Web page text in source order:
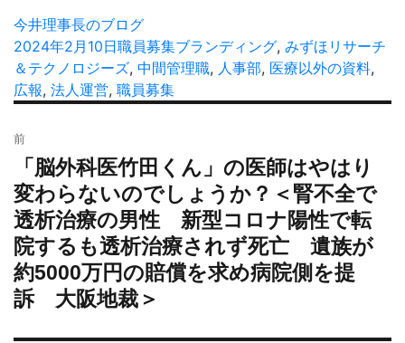
投
稿
者
今井理事長のブログ
投
稿
日:
2024年2月10日カ
テ
ゴ
職員募集タ
グ
ブランディング, みずほリサーチ
＆テクノロジーズ, 中間管理職, 人事部, 医療以外の資料,
広報, 法人運営, 職員募集
稿
ナ
ビ
ゲ
ー
シ
ョ
前
過
去
の
投
稿:
「脳外科医竹田くん」の医師はやはり
変わらないのでしょうか？＜腎不全で
透析治療の男性 新型コロナ陽性で転
院するも透析治療されず死亡 遺族が
約5000万円の賠償を求め病院側を提
訴 大阪地裁＞